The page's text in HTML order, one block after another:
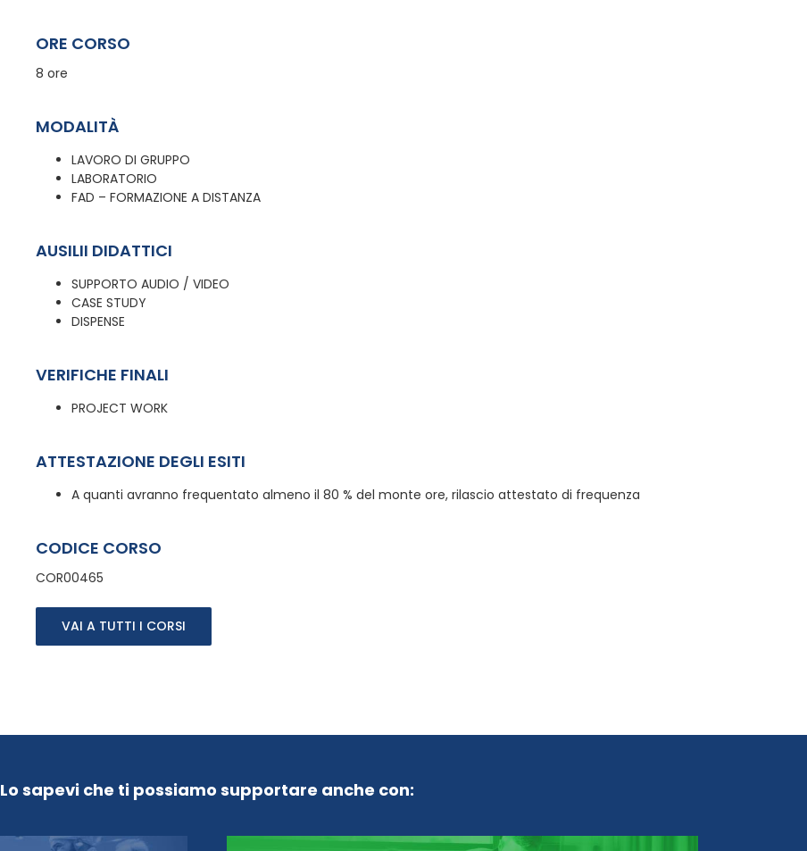
ORE CORSO
8 ore
MODALITÀ
LAVORO DI GRUPPO
LABORATORIO
FAD – FORMAZIONE A DISTANZA
AUSILII DIDATTICI
SUPPORTO AUDIO / VIDEO
CASE STUDY
DISPENSE
VERIFICHE FINALI
PROJECT WORK
ATTESTAZIONE DEGLI ESITI
A quanti avranno frequentato almeno il 80 % del monte ore, rilascio attestato di frequenza
CODICE CORSO
COR00465
VAI A TUTTI I CORSI
Lo sapevi che ti possiamo supportare anche con: